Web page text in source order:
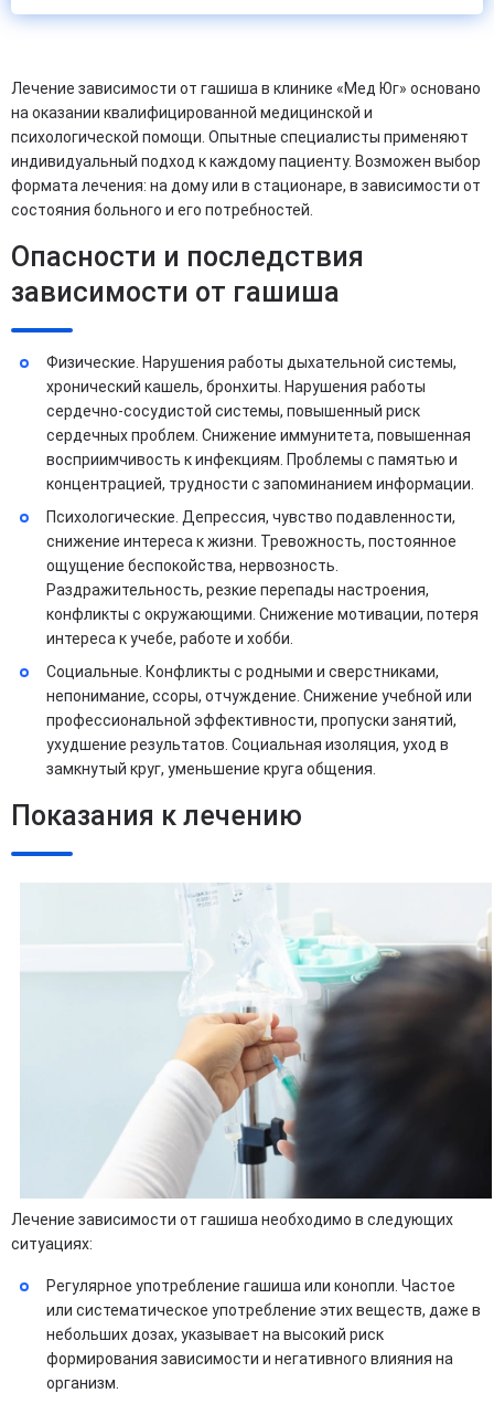
Лечение зависимости от гашиша в клинике «Мед Юг» основано
на оказании квалифицированной медицинской и
психологической помощи. Опытные специалисты применяют
индивидуальный подход к каждому пациенту. Возможен выбор
формата лечения: на дому или в стационаре, в зависимости от
состояния больного и его потребностей.
Опасности и последствия
зависимости от гашиша
Физические. Нарушения работы дыхательной системы,
хронический кашель, бронхиты. Нарушения работы
сердечно-сосудистой системы, повышенный риск
сердечных проблем. Снижение иммунитета, повышенная
восприимчивость к инфекциям. Проблемы с памятью и
концентрацией, трудности с запоминанием информации.
Психологические. Депрессия, чувство подавленности,
снижение интереса к жизни. Тревожность, постоянное
ощущение беспокойства, нервозность.
Раздражительность, резкие перепады настроения,
конфликты с окружающими. Снижение мотивации, потеря
интереса к учебе, работе и хобби.
Социальные. Конфликты с родными и сверстниками,
непонимание, ссоры, отчуждение. Снижение учебной или
профессиональной эффективности, пропуски занятий,
ухудшение результатов. Социальная изоляция, уход в
замкнутый круг, уменьшение круга общения.
Показания к лечению
Лечение зависимости от гашиша необходимо в следующих
ситуациях:
Регулярное употребление гашиша или конопли. Частое
или систематическое употребление этих веществ, даже в
небольших дозах, указывает на высокий риск
формирования зависимости и негативного влияния на
организм.